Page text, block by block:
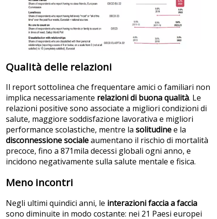
Qualità delle relazioni
Il report sottolinea che frequentare amici o familiari non
implica necessariamente relazioni di buona qualità. Le
relazioni positive sono associate a migliori condizioni di
salute, maggiore soddisfazione lavorativa e migliori
performance scolastiche, mentre la solitudinee la
disconnessione socialeaumentano il rischio di mortalità
precoce, fino a 871mila decessi globali ogni anno, e
incidono negativamente sulla salute mentale e fisica.
Meno incontri
Negli ultimi quindici anni, le interazioni faccia a faccia
sono diminuite in modo costante: nei 21 Paesi europei